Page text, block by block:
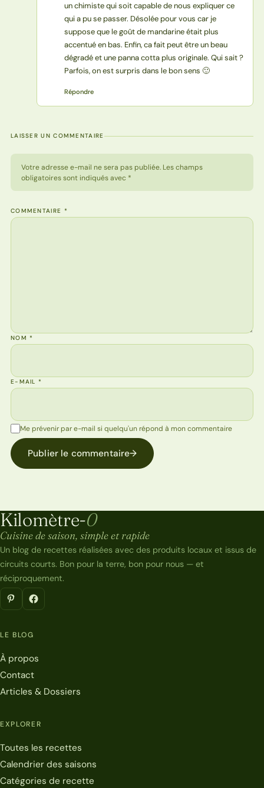
un chimiste qui soit capable de nous expliquer ce
qui a pu se passer. Désolée pour vous car je
suppose que le goût de mandarine était plus
accentué en bas. Enfin, ca fait peut être un beau
dégradé et une panna cotta plus originale. Qui sait ?
Parfois, on est surpris dans le bon sens 🙂
Répondre
LAISSER UN COMMENTAIRE
Votre adresse e-mail ne sera pas publiée. Les champs
obligatoires sont indiqués avec *
COMMENTAIRE *
NOM*
E-MAIL*
Me prévenir par e-mail si quelqu'un répond à mon commentaire
Publier le commentaire→
Kilomètre-0
Kilomètre-0
Cuisine de saison, simple et rapide
Un blog de recettes réalisées avec des produits locaux et issus de
circuits courts. Bon pour la terre, bon pour nous — et
réciproquement.
LE BLOG
À propos
Contact
Articles & Dossiers
EXPLORER
Toutes les recettes
Calendrier des saisons
Catégories de recette